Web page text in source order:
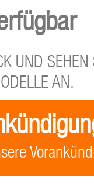
UND SEHEN
AN.